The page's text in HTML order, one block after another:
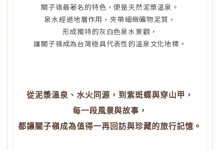
關子嶺最著名的特色，便是天然泥漿溫泉。
泉水經過地層作用，夾帶細緻礦物泥質，
形成獨特的灰白色泉水景觀，
從泥漿溫泉、水火同源，到紫斑蝶與穿山甲，
每一段風景與故事，